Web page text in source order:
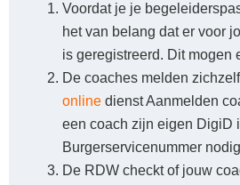
Voordat je je
het van belang dat er voor
is geregistreerd. Dit mogen
De coaches melden
online dienst Aanmelden
een coach zijn eigen DigiD
Burgerservicenummer
De RDW checkt of jouw